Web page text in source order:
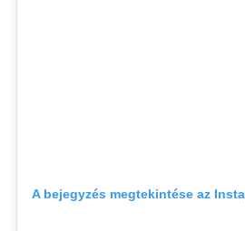
A bejegyzés megtekintése az